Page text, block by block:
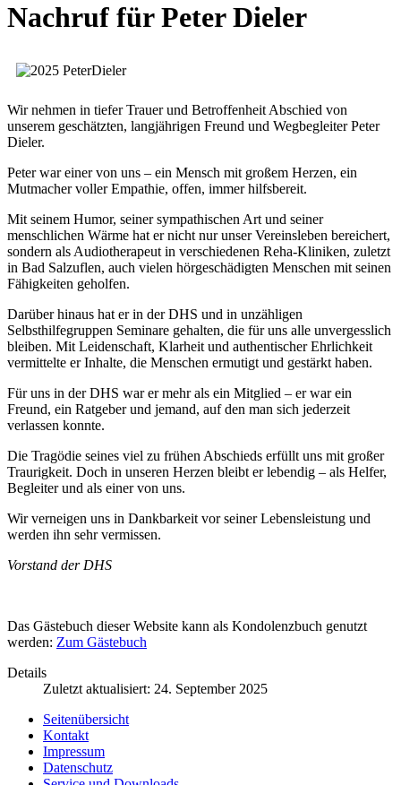
Nachruf für Peter Dieler
Wir nehmen in tiefer Trauer und Betroffenheit Abschied von
unserem geschätzten, langjährigen Freund und Wegbegleiter Peter
Dieler.
Peter war einer von uns – ein Mensch mit großem Herzen, ein
Mutmacher voller Empathie, offen, immer hilfsbereit.
Mit seinem Humor, seiner sympathischen Art und seiner
menschlichen Wärme hat er nicht nur unser Vereinsleben bereichert,
sondern als Audiotherapeut in verschiedenen Reha-Kliniken, zuletzt
in Bad Salzuflen, auch vielen hörgeschädigten Menschen mit seinen
Fähigkeiten geholfen.
Darüber hinaus hat er in der DHS und in unzähligen
Selbsthilfegruppen Seminare gehalten, die für uns alle unvergesslich
bleiben. Mit Leidenschaft, Klarheit und authentischer Ehrlichkeit
vermittelte er Inhalte, die Menschen ermutigt und gestärkt haben.
Für uns in der DHS war er mehr als ein Mitglied – er war ein
Freund, ein Ratgeber und jemand, auf den man sich jederzeit
verlassen konnte.
Die Tragödie seines viel zu frühen Abschieds erfüllt uns mit großer
Traurigkeit. Doch in unseren Herzen bleibt er lebendig – als Helfer,
Begleiter und als einer von uns.
Wir verneigen uns in Dankbarkeit vor seiner Lebensleistung und
werden ihn sehr vermissen.
Vorstand der DHS
Das Gästebuch dieser Website kann als Kondolenzbuch genutzt
werden: Zum Gästebuch
Details
Zuletzt aktualisiert: 24. September 2025
Seitenübersicht
Kontakt
Impressum
Datenschutz